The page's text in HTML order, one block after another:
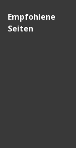
Empfohlene
Seiten